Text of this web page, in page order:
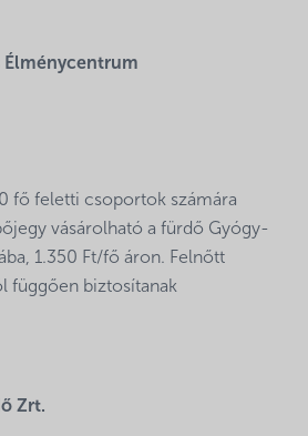
Élménycentrum
fő feletti csoportok számára
vásárolható a fürdő Gyógy-
1.350 Ft/fő áron. Felnőtt
függően biztosítanak
Zrt.